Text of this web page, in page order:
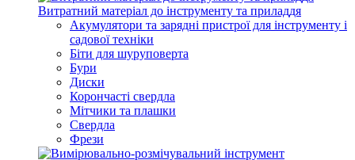
Витратний матеріал до інструменту та приладдя
Акумулятори та зарядні пристрої для інструменту і
садової техніки
Біти для шуруповерта
Бури
Диски
Корончасті свердла
Мітчики та плашки
Свердла
Фрези